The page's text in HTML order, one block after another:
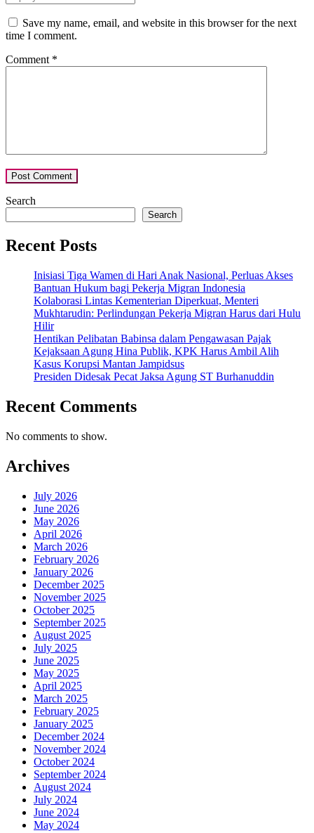
Save my name, email, and website in this browser for the next
time I comment.
Comment *
Search
Search
Recent Posts
Inisiasi Tiga Wamen di Hari Anak Nasional, Perluas Akses
Bantuan Hukum bagi Pekerja Migran Indonesia
Kolaborasi Lintas Kementerian Diperkuat, Menteri
Mukhtarudin: Perlindungan Pekerja Migran Harus dari Hulu
Hilir
Hentikan Pelibatan Babinsa dalam Pengawasan Pajak
Kejaksaan Agung Hina Publik, KPK Harus Ambil Alih
Kasus Korupsi Mantan Jampidsus
Presiden Didesak Pecat Jaksa Agung ST Burhanuddin
Recent Comments
No comments to show.
Archives
July 2026
June 2026
May 2026
April 2026
March 2026
February 2026
January 2026
December 2025
November 2025
October 2025
September 2025
August 2025
July 2025
June 2025
May 2025
April 2025
March 2025
February 2025
January 2025
December 2024
November 2024
October 2024
September 2024
August 2024
July 2024
June 2024
May 2024